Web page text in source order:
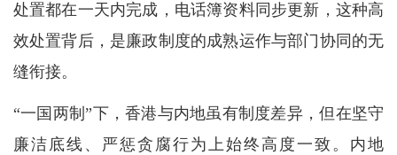
处置都在一天内完成，电话簿资料同步更新，这种高
效处置背后，是廉政制度的成熟运作与部门协同的无
缝衔接。
“一国两制”下，香港与内地虽有制度差异，但在坚守
廉洁底线、严惩贪腐行为上始终高度一致。内地